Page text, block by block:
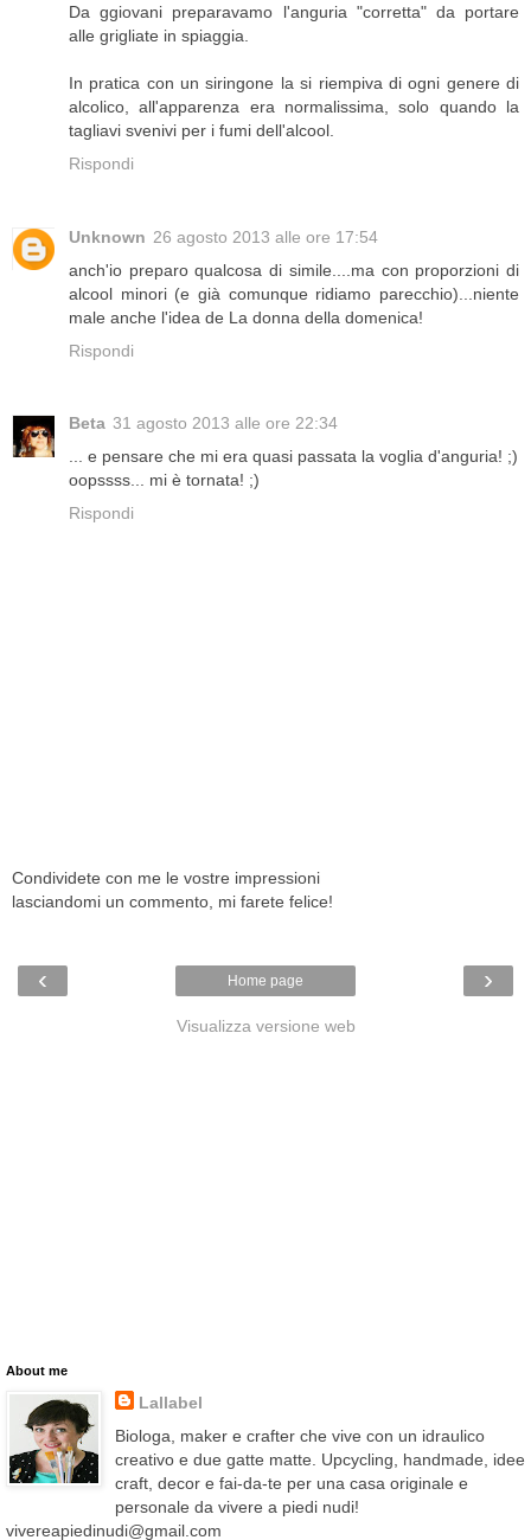
Da ggiovani preparavamo l'anguria "corretta" da portare
alle grigliate in spiaggia.
In pratica con un siringone la si riempiva di ogni genere di
alcolico, all'apparenza era normalissima, solo quando la
tagliavi svenivi per i fumi dell'alcool.
Rispondi
Unknown 26 agosto 2013 alle ore 17:54
anch'io preparo qualcosa di simile....ma con proporzioni di
alcool minori (e già comunque ridiamo parecchio)...niente
male anche l'idea de La donna della domenica!
Rispondi
Beta 31 agosto 2013 alle ore 22:34
... e pensare che mi era quasi passata la voglia d'anguria! ;)
oopssss... mi è tornata! ;)
Rispondi
Condividete con me le vostre impressioni
lasciandomi un commento, mi farete felice!
‹ ›
Home page
Visualizza versione web
About me
Lallabel
Biologa, maker e crafter che vive con un idraulico
creativo e due gatte matte. Upcycling, handmade, idee
craft, decor e fai-da-te per una casa originale e
personale da vivere a piedi nudi!
vivereapiedinudi@gmail.com